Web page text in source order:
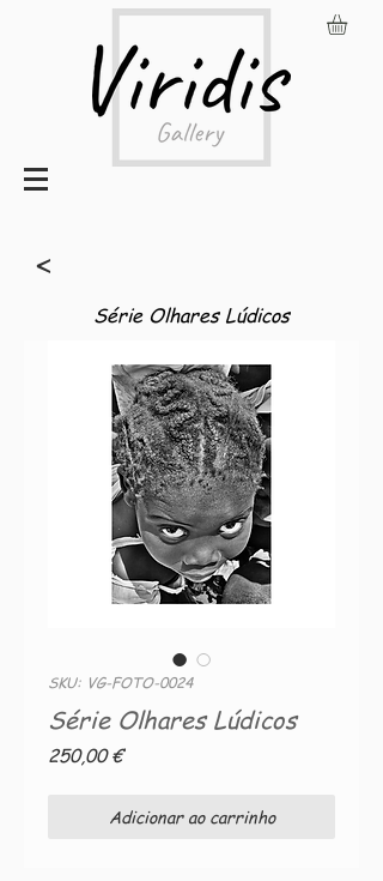
<
Série Olhares Lúdicos
SKU: VG-FOTO-0024
Série Olhares Lúdicos
250,00 €Preço
Adicionar ao carrinho